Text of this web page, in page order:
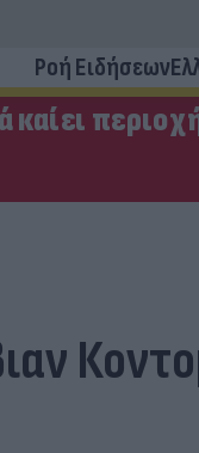
Ροή Ειδήσεων
καίει